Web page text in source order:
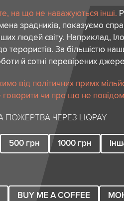
на що не наважуються інші.
зрадників, показуємо
людей світу. Наприклад,
терористів. За більшістю
й сотні перевірених
від політичних примх
говорити чи про що не
ЧЕРЕЗ LIQPAY
500 грн 1000 грн
BUY ME A COFFEE